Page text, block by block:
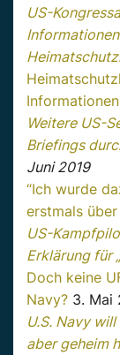
US-
Weitere US-
Briefings
Juni 2019
“Ich wurde
erstmals über
US-
Erklärung für
Doch keine
Navy? 3. Mai
U.S. Navy
aber geheim